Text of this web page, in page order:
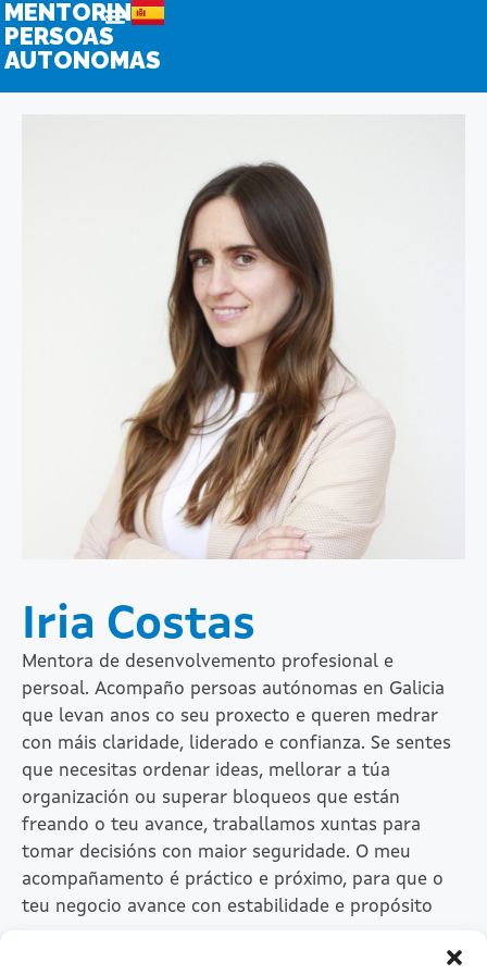
MENTORING
PERSOAS
AUTONOMAS
Iria Costas
Mentora de desenvolvemento profesional e
persoal. Acompaño persoas autónomas en Galicia
que levan anos co seu proxecto e queren medrar
con máis claridade, liderado e confianza. Se sentes
que necesitas ordenar ideas, mellorar a túa
organización ou superar bloqueos que están
freando o teu avance, traballamos xuntas para
tomar decisións con maior seguridade. O meu
acompañamento é práctico e próximo, para que o
teu negocio avance con estabilidade e propósito